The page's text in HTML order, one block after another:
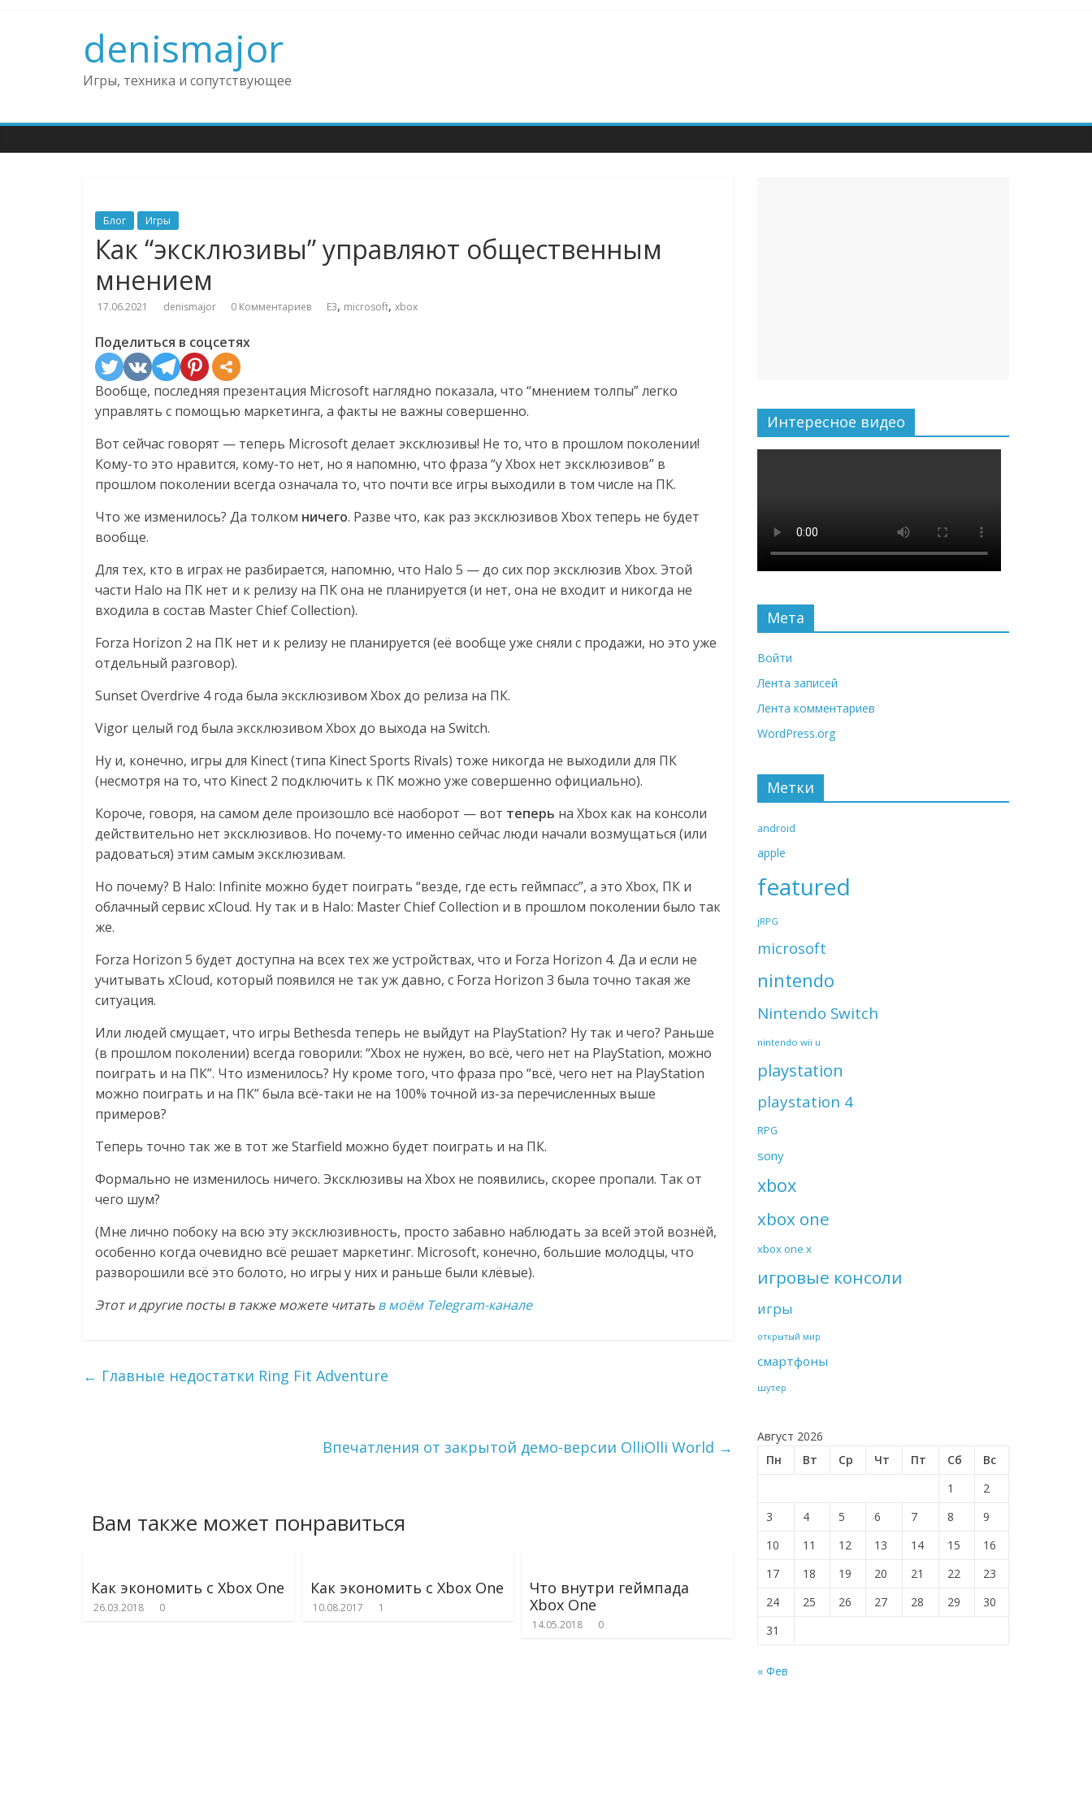
denismajor
Игры, техника и сопутствующее
Блог Игры
Как “эксклюзивы” управляют общественным
мнением
17.06.2021 denismajor 0 Комментариев E3, microsoft, xbox
Поделиться в соцсетях
Вообще, последняя презентация Microsoft наглядно показала, что “мнением толпы” легко
управлять с помощью маркетинга, а факты не важны совершенно.
Вот сейчас говорят — теперь Microsoft делает эксклюзивы! Не то, что в прошлом поколении!
Кому-то это нравится, кому-то нет, но я напомню, что фраза “у Xbox нет эксклюзивов” в
прошлом поколении всегда означала то, что почти все игры выходили в том числе на ПК.
Что же изменилось? Да толком ничего. Разве что, как раз эксклюзивов Xbox теперь не будет
вообще.
Для тех, кто в играх не разбирается, напомню, что Halo 5 — до сих пор эксклюзив Xbox. Этой
части Halo на ПК нет и к релизу на ПК она не планируется (и нет, она не входит и никогда не
входила в состав Master Chief Collection).
Forza Horizon 2 на ПК нет и к релизу не планируется (её вообще уже сняли с продажи, но это уже
отдельный разговор).
Sunset Overdrive 4 года была эксклюзивом Xbox до релиза на ПК.
Vigor целый год была эксклюзивом Xbox до выхода на Switch.
Ну и, конечно, игры для Kinect (типа Kinect Sports Rivals) тоже никогда не выходили для ПК
(несмотря на то, что Kinect 2 подключить к ПК можно уже совершенно официально).
Короче, говоря, на самом деле произошло всё наоборот — вот теперь на Xbox как на консоли
действительно нет эксклюзивов. Но почему-то именно сейчас люди начали возмущаться (или
радоваться) этим самым эксклюзивам.
Но почему? В Halo: Infinite можно будет поиграть “везде, где есть геймпасс”, а это Xbox, ПК и
облачный сервис xCloud. Ну так и в Halo: Master Chief Collection и в прошлом поколении было так
же.
Forza Horizon 5 будет доступна на всех тех же устройствах, что и Forza Horizon 4. Да и если не
учитывать xCloud, который появился не так уж давно, с Forza Horizon 3 была точно такая же
ситуация.
Или людей смущает, что игры Bethesda теперь не выйдут на PlayStation? Ну так и чего? Раньше
(в прошлом поколении) всегда говорили: “Xbox не нужен, во всё, чего нет на PlayStation, можно
поиграть и на ПК”. Что изменилось? Ну кроме того, что фраза про “всё, чего нет на PlayStation
можно поиграть и на ПК” была всё-таки не на 100% точной из-за перечисленных выше
примеров?
Теперь точно так же в тот же Starfield можно будет поиграть и на ПК.
Формально не изменилось ничего. Эксклюзивы на Xbox не появились, скорее пропали. Так от
чего шум?
(Мне лично побоку на всю эту эксклюзивность, просто забавно наблюдать за всей этой вознёй,
особенно когда очевидно всё решает маркетинг. Microsoft, конечно, большие молодцы, что
разворошили всё это болото, но игры у них и раньше были клёвые).
Этот и другие посты в также можете читатьв моём Telegram-канале
← Главные недостатки Ring Fit Adventure
Впечатления от закрытой демо-версии OlliOlli World →
Вам также может понравиться
Как экономить с Xbox One
26.03.2018 0
Как экономить с Xbox One
10.08.2017 1
Что внутри геймпада
Xbox One
14.05.2018 0
Интересное видео
Мета
Войти
Лента записей
Лента комментариев
WordPress.org
Метки
android
apple
featured
jRPG
microsoft
nintendo
Nintendo Switch
nintendo wii u
playstation
playstation 4
RPG
sony
xbox
xbox one
xbox one x
игровые консоли
игры
открытый мир
смартфоны
шутер
Август 2026
Пн
Вт Ср Чт Пт Сб
Вс
1
2
3
4 5 6 7 8
9
10
11 12 13 14 15
16
17
18 19 20 21 22
23
24
25 26 27 28 29
30
31
« Фев